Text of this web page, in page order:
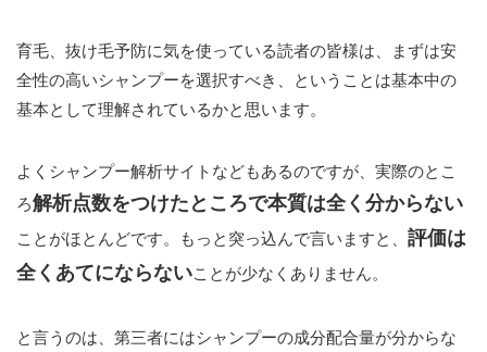
育毛、抜け毛予防に気を使っている読者の皆様は、まずは安
全性の高いシャンプーを選択すべき、ということは基本中の
基本として理解されているかと思います。
よくシャンプー解析サイトなどもあるのですが、実際のとこ
ろ解析点数をつけたところで本質は全く分からない
ことがほとんどです。もっと突っ込んで言いますと、 評価は
全くあてにならないことが少なくありません。
と言うのは、第三者にはシャンプーの成分配合量が分からな